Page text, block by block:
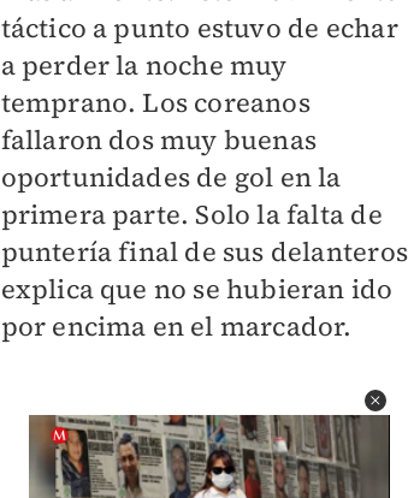
táctico a punto estuvo de echar
a perder la noche muy
temprano. Los coreanos
fallaron dos muy buenas
oportunidades de gol en la
primera parte. Solo la falta de
puntería final de sus delanteros
explica que no se hubieran ido
por encima en el marcador.